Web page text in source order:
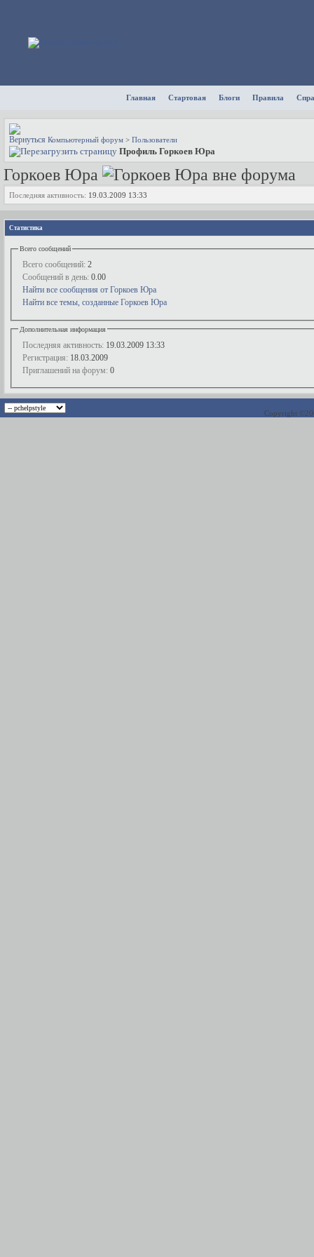
Главная Стартовая Блоги Правила
Компьютерный форум > Пользователи
Профиль Горкоев Юра
Горкоев Юра
Последняя активность: 19.03.2009 13:33
Статистика
Всего сообщений
Всего сообщений: 2
Сообщений в день: 0.00
Найти все сообщения от Горкоев Юра
Найти все темы, созданные Горкоев Юра
Дополнительная информация
Последняя активность: 19.03.2009 13:33
Регистрация: 18.03.2009
Приглашений на форум: 0
Copyright